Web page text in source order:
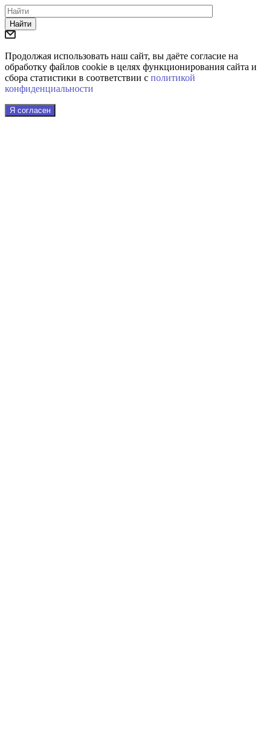
Найти
Продолжая использовать наш сайт, вы даёте согласие на
обработку файлов cookie в целях функционирования сайта и
сбора статистики в соответствии с политикой
конфиденциальности
Я согласен